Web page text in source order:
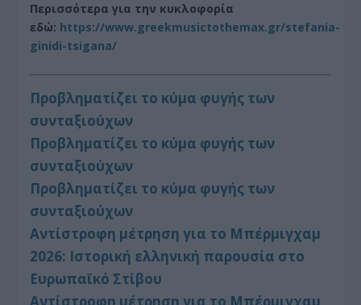
Περισσότερα για την κυκλοφορία
εδώ: https://www.greekmusictothemax.gr/stefania-
ginidi-tsigana/
Προβληματίζει το κύμα φυγής των
συνταξιούχων
Προβληματίζει το κύμα φυγής των
συνταξιούχων
Προβληματίζει το κύμα φυγής των
συνταξιούχων
Αντίστροφη μέτρηση για το Μπέρμιγχαμ
2026: Ιστορική ελληνική παρουσία στο
Ευρωπαϊκό Στίβου